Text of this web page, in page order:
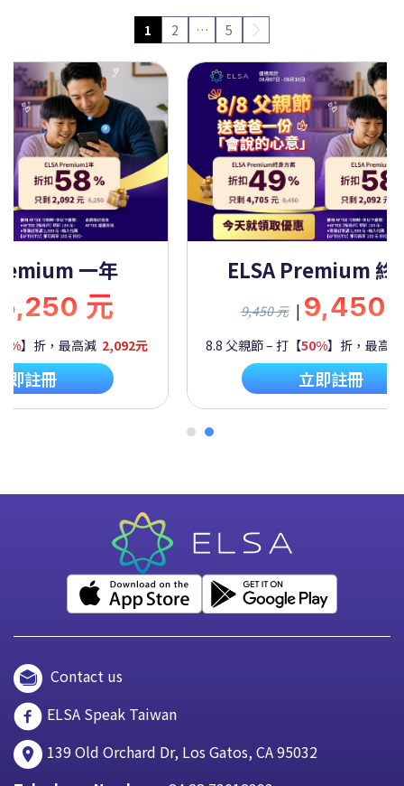
1 2 … 5
一年
元
】折，最高減 2,092元
即註冊
ELSA Premium 終
9,450 元 | 9,450
8.8 父親節 – 打【50%】折，最高
立即註冊
Contact us
ELSA Speak Taiwan
139 Old Orchard Dr, Los Gatos, CA 95032